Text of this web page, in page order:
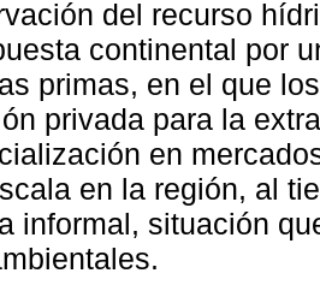
del recurso
continental por
primas, en el que
privada para la
en
en la región, al
informal, situación